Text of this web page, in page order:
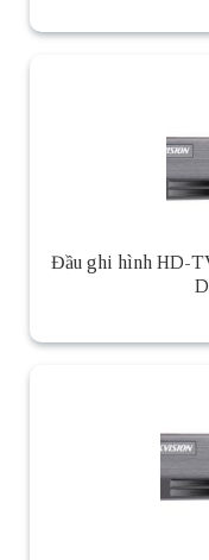
Đầu ghi hình HD-